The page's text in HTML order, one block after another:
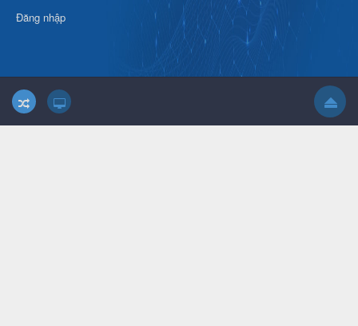
Đăng nhập